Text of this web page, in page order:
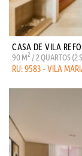
CASA DE VILA
90 M2 / 2 QUARTOS (2
RU: 9583 - VILA